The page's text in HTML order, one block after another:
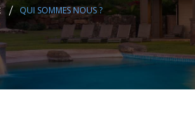
QUI SOMMES NOUS ?